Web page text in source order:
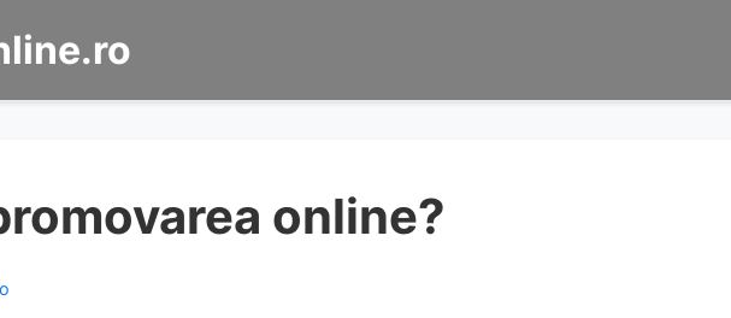
online?